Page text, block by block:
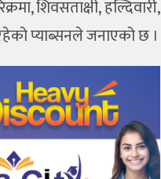
शिवसताक्षी, हल्दिवारी,
प्याब्सनले जनाएको छ ।